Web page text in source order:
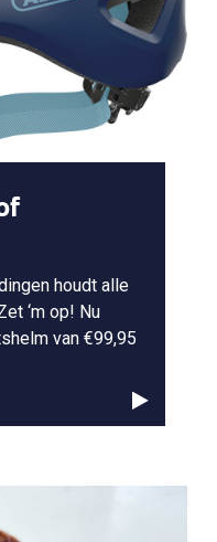
houdt alle
‘m op! Nu
van €99,95